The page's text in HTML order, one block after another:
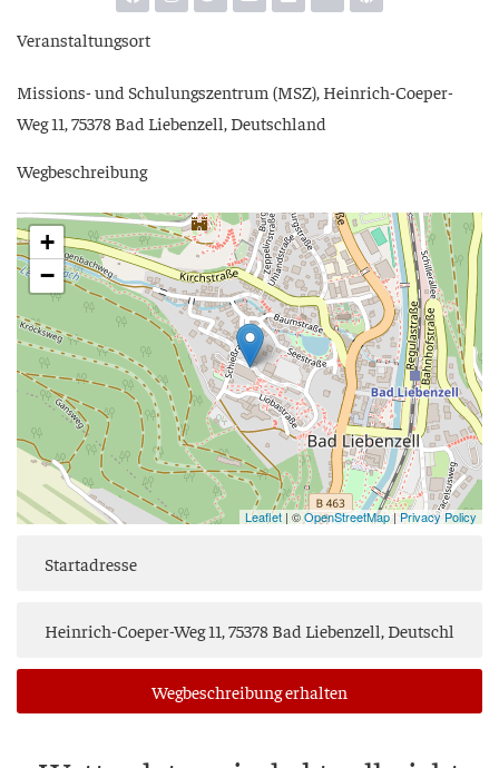
Ver­an­stal­tungs­ort
Mis­si­ons- und Schu­lungs­zen­trum (MSZ), Hein­rich-Coe­per-
Weg 11, 75378 Bad Lie­ben­zell, Deutschland
Weg­be­schrei­bung
+
−
Leaflet | ©OpenStreetMap|Privacy Policy
Weg­be­schrei­bung erhalten